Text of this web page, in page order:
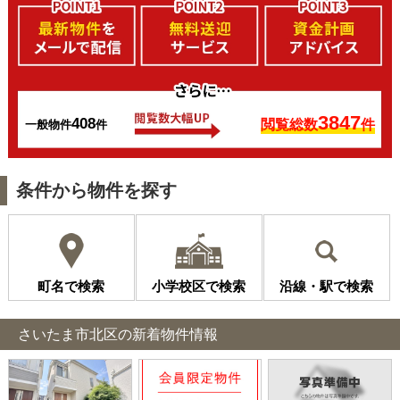
一般物件408件 閲覧総数3847件
条件から物件を探す
町名で検索 小学校区で検索 沿線・駅で検索
さいたま市北区の新着物件情報